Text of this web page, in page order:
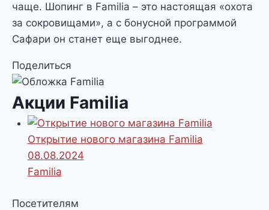
чаще. Шопинг в Familia – это настоящая «охота
за сокровищами», а с бонусной программой
Сафари он станет еще выгоднее.
Поделиться
Акции Familia
Открытие нового магазина Familia
08.08.2024
Familia
Посетителям